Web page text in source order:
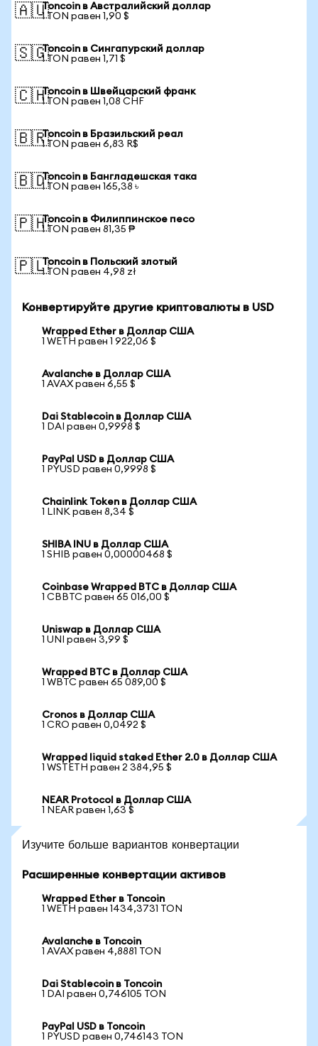
🇦🇺Toncoin в Австралийский доллар
1 TON равен 1,90 $
🇸🇬Toncoin в Сингапурский доллар
1 TON равен 1,71 $
🇨🇭Toncoin в Швейцарский франк
1 TON равен 1,08 CHF
🇧🇷Toncoin в Бразильский реал
1 TON равен 6,83 R$
🇧🇩Toncoin в Бангладешская така
1 TON равен 165,38 ৳
🇵🇭Toncoin в Филиппинское песо
1 TON равен 81,35 ₱
🇵🇱Toncoin в Польский злотый
1 TON равен 4,98 zł
Конвертируйте другие криптовалюты в USD
Wrapped Ether в Доллар США
1 WETH равен 1 922,06 $
Avalanche в Доллар США
1 AVAX равен 6,55 $
Dai Stablecoin в Доллар США
1 DAI равен 0,9998 $
PayPal USD в Доллар США
1 PYUSD равен 0,9998 $
Chainlink Token в Доллар США
1 LINK равен 8,34 $
SHIBA INU в Доллар США
1 SHIB равен 0,00000468 $
Coinbase Wrapped BTC в Доллар США
1 CBBTC равен 65 016,00 $
Uniswap в Доллар США
1 UNI равен 3,99 $
Wrapped BTC в Доллар США
1 WBTC равен 65 089,00 $
Cronos в Доллар США
1 CRO равен 0,0492 $
Wrapped liquid staked Ether 2.0 в Доллар США
1 WSTETH равен 2 384,95 $
NEAR Protocol в Доллар США
1 NEAR равен 1,63 $
Изучите больше вариантов конвертации
Расширенные конвертации активов
Wrapped Ether в Toncoin
1 WETH равен 1434,3731 TON
Avalanche в Toncoin
1 AVAX равен 4,8881 TON
Dai Stablecoin в Toncoin
1 DAI равен 0,746105 TON
PayPal USD в Toncoin
1 PYUSD равен 0,746143 TON